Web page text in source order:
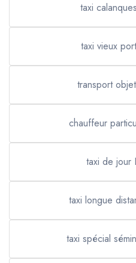
taxi
taxi vieux
transport
chauffeur
taxi de jour
taxi longue
taxi spécial